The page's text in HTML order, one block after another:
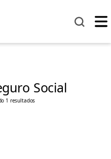
Social
1 resultados